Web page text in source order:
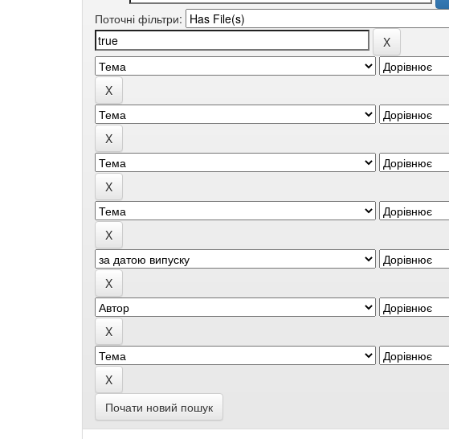
Поточні фільтри:
Почати новий пошук